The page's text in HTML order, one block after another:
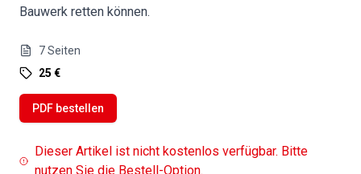
Bauwerk retten können.
7Seiten
25 €
PDF bestellen
Dieser Artikel ist nicht kostenlos verfügbar. Bitte
nutzen Sie die Bestell-Option.